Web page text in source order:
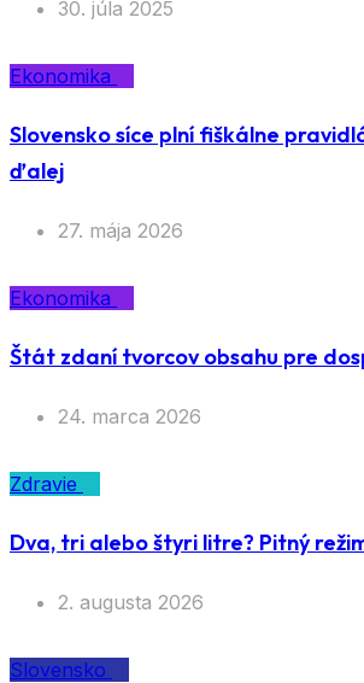
30. júla 2025
Ekonomika
Slovensko síce plní fiškálne
ďalej
27. mája 2026
Ekonomika
Štát zdaní tvorcov obsahu pre
24. marca 2026
Zdravie
Dva, tri alebo štyri litre? Pitný
2. augusta 2026
Slovensko